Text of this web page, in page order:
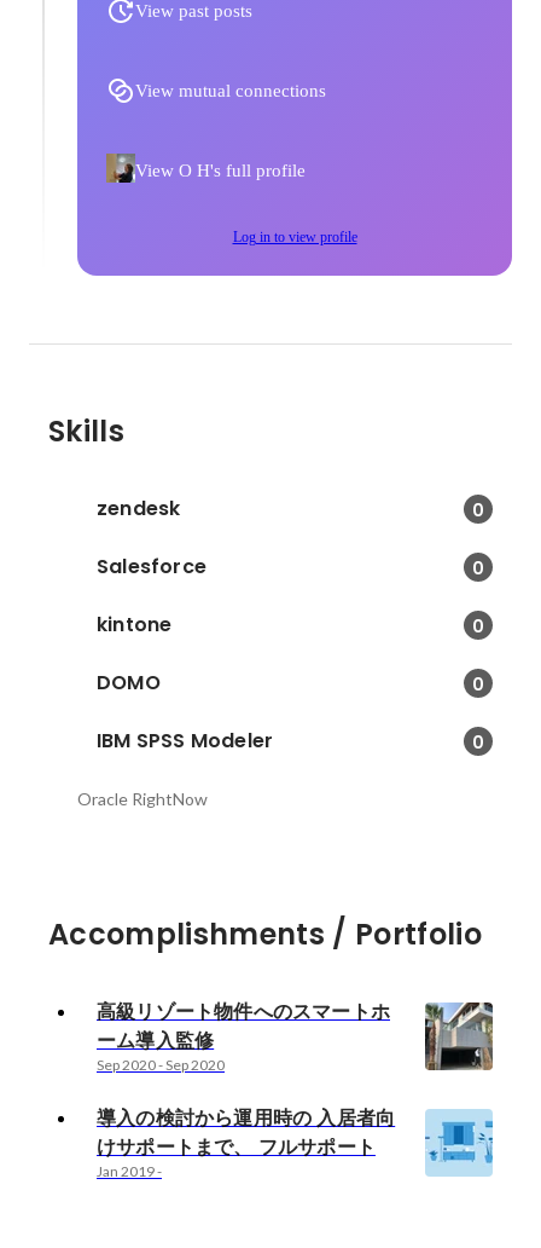
View past posts
View mutual connections
View O H's full profile
Log in to view profile
Skills
zendesk 0
Salesforce 0
kintone 0
DOMO 0
IBM SPSS Modeler 0
Oracle RightNow
Accomplishments / Portfolio
高級リゾート物件へのスマートホ
ーム導入監修
Sep 2020-Sep 2020
導入の検討から運用時の 入居者向
けサポートまで、 フルサポート
Jan 2019-